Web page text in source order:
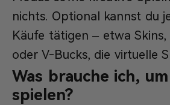
nichts. Optional kannst du
Käufe tätigen – etwa
oder V-Bucks, die virtuelle
Was brauche ich,
spielen?